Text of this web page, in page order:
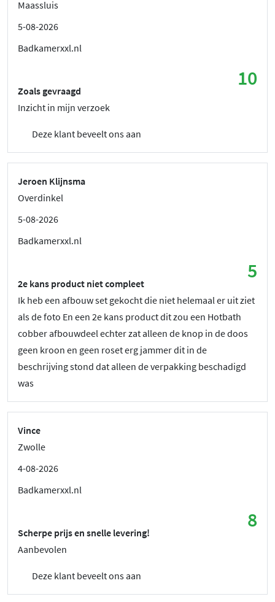
Maassluis
5-08-2026
Badkamerxxl.nl
10
Zoals gevraagd
Inzicht in mijn verzoek
Deze klant beveelt ons aan
Jeroen Klijnsma
Overdinkel
5-08-2026
Badkamerxxl.nl
5
2e kans product niet compleet
Ik heb een afbouw set gekocht die niet helemaal er uit ziet
als de foto En een 2e kans product dit zou een Hotbath
cobber afbouwdeel echter zat alleen de knop in de doos
geen kroon en geen roset erg jammer dit in de
beschrijving stond dat alleen de verpakking beschadigd
was
Vince
Zwolle
4-08-2026
Badkamerxxl.nl
8
Scherpe prijs en snelle levering!
Aanbevolen
Deze klant beveelt ons aan